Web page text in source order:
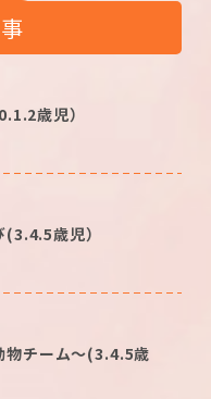
歳児）
歳児）
物チーム～(3.4.5歳